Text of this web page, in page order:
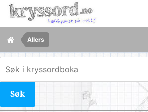
Allers
Søk